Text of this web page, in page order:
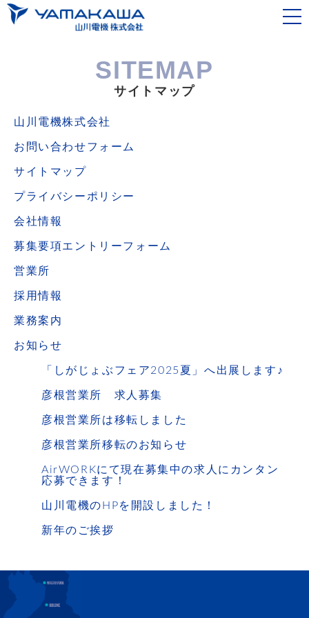
SITEMAP
サイトマップ
山川電機株式会社
お問い合わせフォーム
サイトマップ
プライバシーポリシー
会社情報
募集要項エントリーフォーム
営業所
採用情報
業務案内
お知らせ
「しがじょぶフェア2025夏」へ出展します♪
彦根営業所 求人募集
彦根営業所は移転しました
彦根営業所移転のお知らせ
AirWORKにて現在募集中の求人にカンタン
応募できます！
山川電機のHPを開設しました！
新年のご挨拶